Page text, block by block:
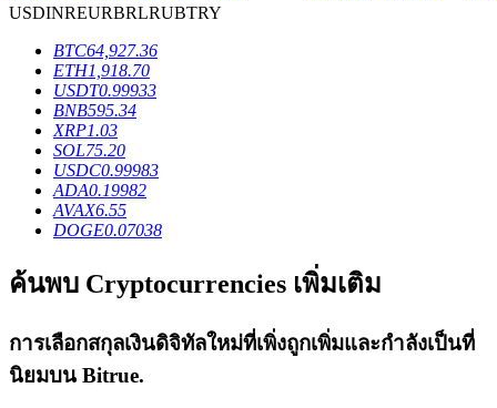
บริการยืมเงินที่ได้รับการสนับสนุนจาก Crypto
คว้าผลกำไรระยะยาวและผลประโยชน์ที่ยืดหยุ่น
USDINREURBRLRUBTRY
BTC64,927.36
ETH1,918.70
USDT0.99933
BNB595.34
XRP1.03
SOL75.20
USDC0.99983
ADA0.19982
AVAX6.55
DOGE0.07038
ค้นพบ Cryptocurrencies เพิ่มเติม
การเลือกสกุลเงินดิจิทัลใหม่ที่เพิ่งถูกเพิ่มและกำลังเป็นที่
นิยมบน Bitrue.